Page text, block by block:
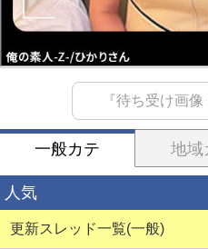
『待ち受け画
一般カテ 地域
人気
更新スレッド一覧(一般)